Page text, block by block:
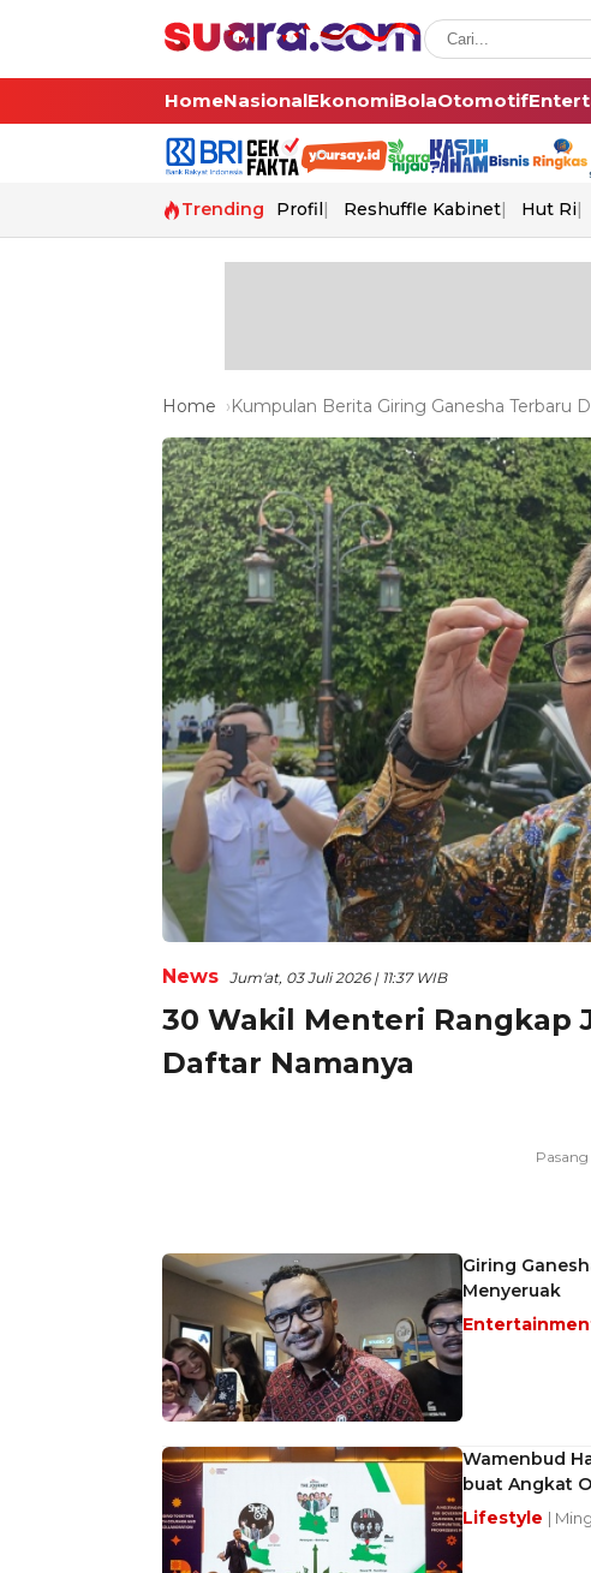
HomeNasionalEkonomiBolaOtomotif
Trending Profil Reshuffle Kabinet Hut Ri
Home Kumpulan Berita Giring Ganesha Terbaru
News Jum'at, 03 Juli 2026 | 11:37 WIB
30 Wakil Menteri Rangkap
Daftar Namanya
Giring
Menyeruak
Wamenbud
buat Angkat
Lifestyle |